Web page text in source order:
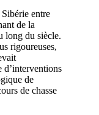
entre
de la
long du siècle.
rigoureuses,
d’interventions
de
de chasse